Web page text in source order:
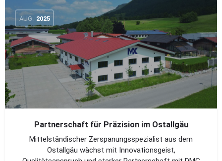
AUG. 2025
Partnerschaft für Präzision im Ostallgäu
Mittelständischer Zerspanungsspezialist aus dem
Ostallgäu wächst mit Innovationsgeist,